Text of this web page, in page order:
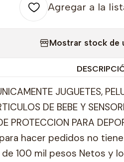
Agregar a la
Mostrar stock de
JUGUETES,
DE BEBE Y
PROTECCION PARA
hacer pedidos no
100 mil pesos Netos y